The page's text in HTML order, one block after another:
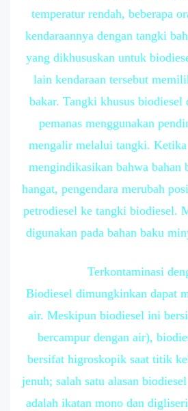
temperatur rendah, beberapa
kendaraannya dengan tangki
yang dikhususkan untuk
lain kendaraan tersebut
bakar. Tangki khusus
pemanas menggunakan
mengalir melalui tangki. Ketika
mengindikasikan bahwa bahan
hangat, pengendara merubah
petrodiesel ke tangki biodiesel.
digunakan pada bahan baku
Terkontaminasi
Biodiesel dimungkinkan dapat
air. Meskipun biodiesel ini
bercampur dengan air),
bersifat higroskopik saat titik
jenuh; salah satu alasan
adalah ikatan mono dan